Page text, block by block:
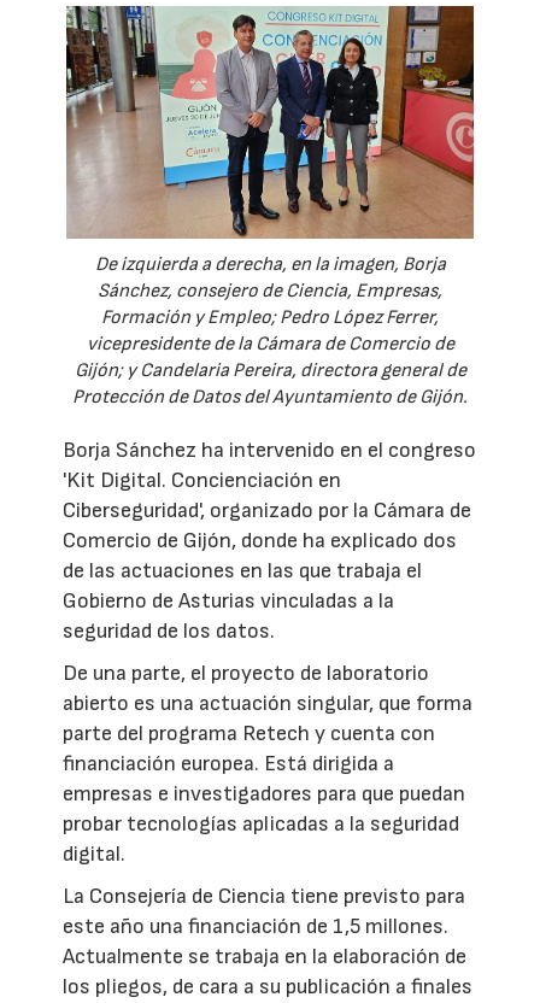
De izquierda a derecha, en la imagen, Borja
Sánchez, consejero de Ciencia, Empresas,
Formación y Empleo; Pedro López Ferrer,
vicepresidente de la Cámara de Comercio de
Gijón; y Candelaria Pereira, directora general de
Protección de Datos del Ayuntamiento de Gijón.
Borja Sánchez ha intervenido en el congreso
'Kit Digital. Concienciación en
Ciberseguridad', organizado por la Cámara de
Comercio de Gijón, donde ha explicado dos
de las actuaciones en las que trabaja el
Gobierno de Asturias vinculadas a la
seguridad de los datos.
De una parte, el proyecto de laboratorio
abierto es una actuación singular, que forma
parte del programa Retech y cuenta con
financiación europea. Está dirigida a
empresas e investigadores para que puedan
probar tecnologías aplicadas a la seguridad
digital.
La Consejería de Ciencia tiene previsto para
este año una financiación de 1,5 millones.
Actualmente se trabaja en la elaboración de
los pliegos, de cara a su publicación a finales